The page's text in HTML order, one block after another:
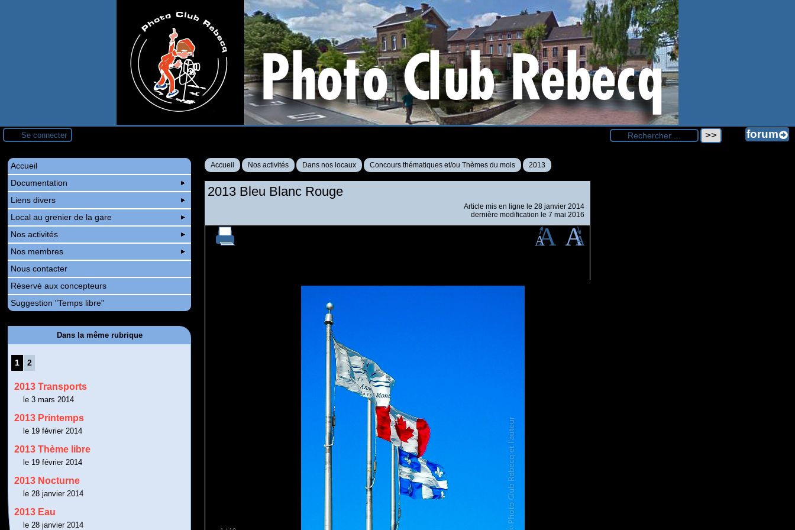
Se connecter
Accueil Nos activités Dans nos locaux Concours thématiques et/ou Thèmes du mois 2013
2013 Bleu Blanc Rouge
Article mis en ligne le 28 janvier 2014
dernière modification le 7 mai 2016
Accueil
Documentation
Liens divers
Local au grenier de la gare
Nos activités
Nos membres
Nous contacter
Réservé aux concepteurs
Suggestion "Temps libre"
Dans la même rubrique
1 2
2013 Transports
le 3 mars 2014
2013 Printemps
le 19 février 2014
2013 Thème libre
le 19 février 2014
2013 Nocturne
le 28 janvier 2014
2013 Eau
le 28 janvier 2014